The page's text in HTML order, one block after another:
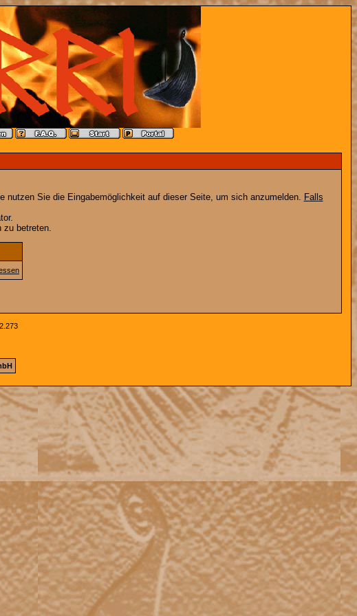
Sie die Eingabemöglichkeit auf dieser Seite, um sich anzumelden. Falls
zu betreten.